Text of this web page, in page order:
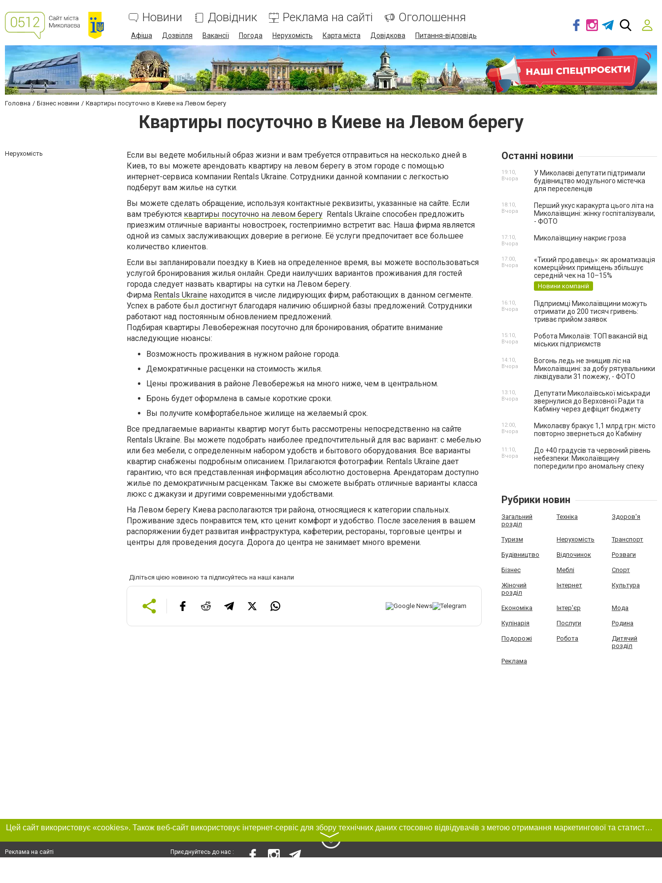
Новини Довідник Реклама на сайті Оголошення
Афіша Дозвілля Вакансії Погода Нерухомість Карта міста Довідкова Питання-відповідь
Головна Бізнес новини Квартиры посуточно в Киеве на Левом берегу
Квартиры посуточно в Киеве на Левом берегу
Нерухомість
Если вы ведете мобильный образ жизни и вам требуется отправиться на несколько дней в
Киев, то вы можете арендовать квартиру на левом берегу в этом городе с помощью
интернет-сервиса компании Rentals Ukraine. Сотрудники данной компании с легкостью
подберут вам жилье на сутки.
Вы можете сделать обращение, используя контактные реквизиты, указанные на сайте. Если
вам требуются квартиры посуточно на левом берегу Rentals Ukraine способен предложить
приезжим отличные варианты новостроек, гостеприимно встретит вас. Наша фирма является
одной из самых заслуживающих доверие в регионе. Её услуги предпочитает все большее
количество клиентов.
Если вы запланировали поездку в Киев на определенное время, вы можете воспользоваться
услугой бронирования жилья онлайн. Среди наилучших вариантов проживания для гостей
города следует назвать квартиры на сутки на Левом берегу.
Фирма Rentals Ukraine находится в числе лидирующих фирм, работающих в данном сегменте.
Успех в работе был достигнут благодаря наличию обширной базы предложений. Сотрудники
работают над постоянным обновлением предложений.
Подбирая квартиры Левобережная посуточно для бронирования, обратите внимание
наследующие нюансы:
Возможность проживания в нужном районе города.
Демократичные расценки на стоимость жилья.
Цены проживания в районе Левобережья на много ниже, чем в центральном.
Бронь будет оформлена в самые короткие сроки.
Вы получите комфортабельное жилище на желаемый срок.
Все предлагаемые варианты квартир могут быть рассмотрены непосредственно на сайте
Rentals Ukraine. Вы можете подобрать наиболее предпочтительный для вас вариант: с мебелью
или без мебели, с определенным набором удобств и бытового оборудования. Все варианты
квартир снабжены подробным описанием. Прилагаются фотографии. Rentals Ukraine дает
гарантию, что вся представленная информация абсолютно достоверна. Арендаторам доступно
жилье по демократичным расценкам. Также вы сможете выбрать отличные варианты класса
люкс с джакузи и другими современными удобствами.
На Левом берегу Киева располагаются три района, относящиеся к категории спальных.
Проживание здесь понравится тем, кто ценит комфорт и удобство. После заселения в вашем
распоряжении будет развитая инфраструктура, кафетерии, рестораны, торговые центры и
центры для проведения досуга. Дорога до центра не занимает много времени.
Діліться цією новиною та підписуйтесь на наші канали
Останні новини
У Миколаєві депутати підтримали
будівництво модульного містечка
для переселенців
19:10,
Вчора
Перший укус каракурта цього літа на
Миколаївщині: жінку госпіталізували,
- ФОТО
18:10,
Вчора
Миколаївщину накриє гроза
17:10,
Вчора
«Тихий продавець»: як ароматизація
комерційних приміщень збільшує
середній чек на 10–15%
Новини компаній
17:00,
Вчора
Підприємці Миколаївщини можуть
отримати до 200 тисяч гривень:
триває прийом заявок
16:10,
Вчора
Робота Миколаїв: ТОП вакансій від
міських підприємств
15:10,
Вчора
Вогонь ледь не знищив ліс на
Миколаївщині: за добу рятувальники
ліквідували 31 пожежу, - ФОТО
14:10,
Вчора
Депутати Миколаївської міськради
звернулися до Верховної Ради та
Кабміну через дефіцит бюджету
13:10,
Вчора
Миколаєву бракує 1,1 млрд грн: місто
повторно звернеться до Кабміну
12:00,
Вчора
До +40 градусів та червоний рівень
небезпеки: Миколаївщину
попередили про аномальну спеку
11:10,
Вчора
Рубрики новин
Загальний
розділ
Техніка Здоров'я
Туризм Нерухомість Транспорт
Будівництво Відпочинок Розваги
Бізнес Меблі Спорт
Жіночий
розділ
Інтернет Культура
Економіка Інтер'єр Мода
Кулінарія Послуги Родина
Подорожі Робота
Дитячий
розділ
Реклама
Цей сайт використовує «cookies». Також веб-сайт використовує інтернет-сервіс для збору технічних даних стосовно відвідувачів з метою отримання маркетингової та статистичної інформації. Умови обробки даних відвідувачів сайту див.
〉
Реклама на сайті
Приєднуйтесь до нас :